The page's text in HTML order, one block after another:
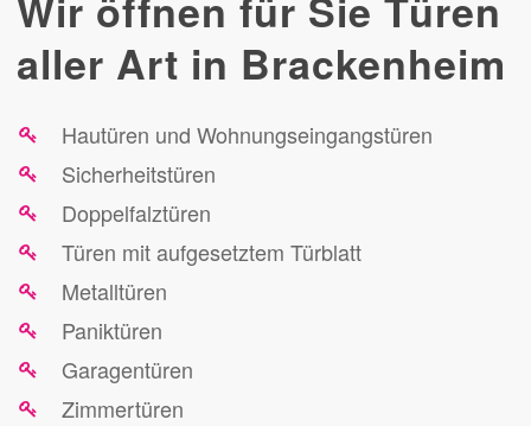
aller Art in Brackenheim
Hautüren und Wohnungseingangstüren
Sicherheitstüren
Doppelfalztüren
Türen mit aufgesetztem Türblatt
Metalltüren
Paniktüren
Garagentüren
Zimmertüren